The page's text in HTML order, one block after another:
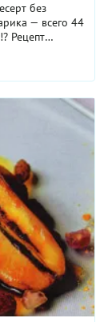
без
— всего 44
Рецепт
—
вам
бананы и
пока оно
нужно
для того,
без
оно
Учтите
берите
горчить!